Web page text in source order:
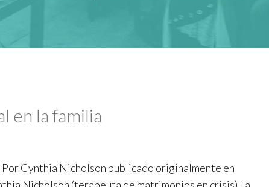
en la familia
Por Cynthia Nicholson publicado originalmente en